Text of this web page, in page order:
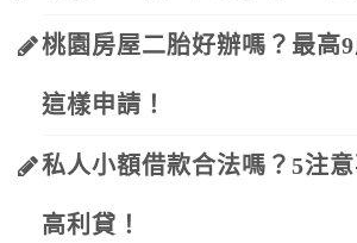
桃園房屋二胎好辦嗎？最高
這樣申請！
私人小額借款合法嗎？5注
高利貸！